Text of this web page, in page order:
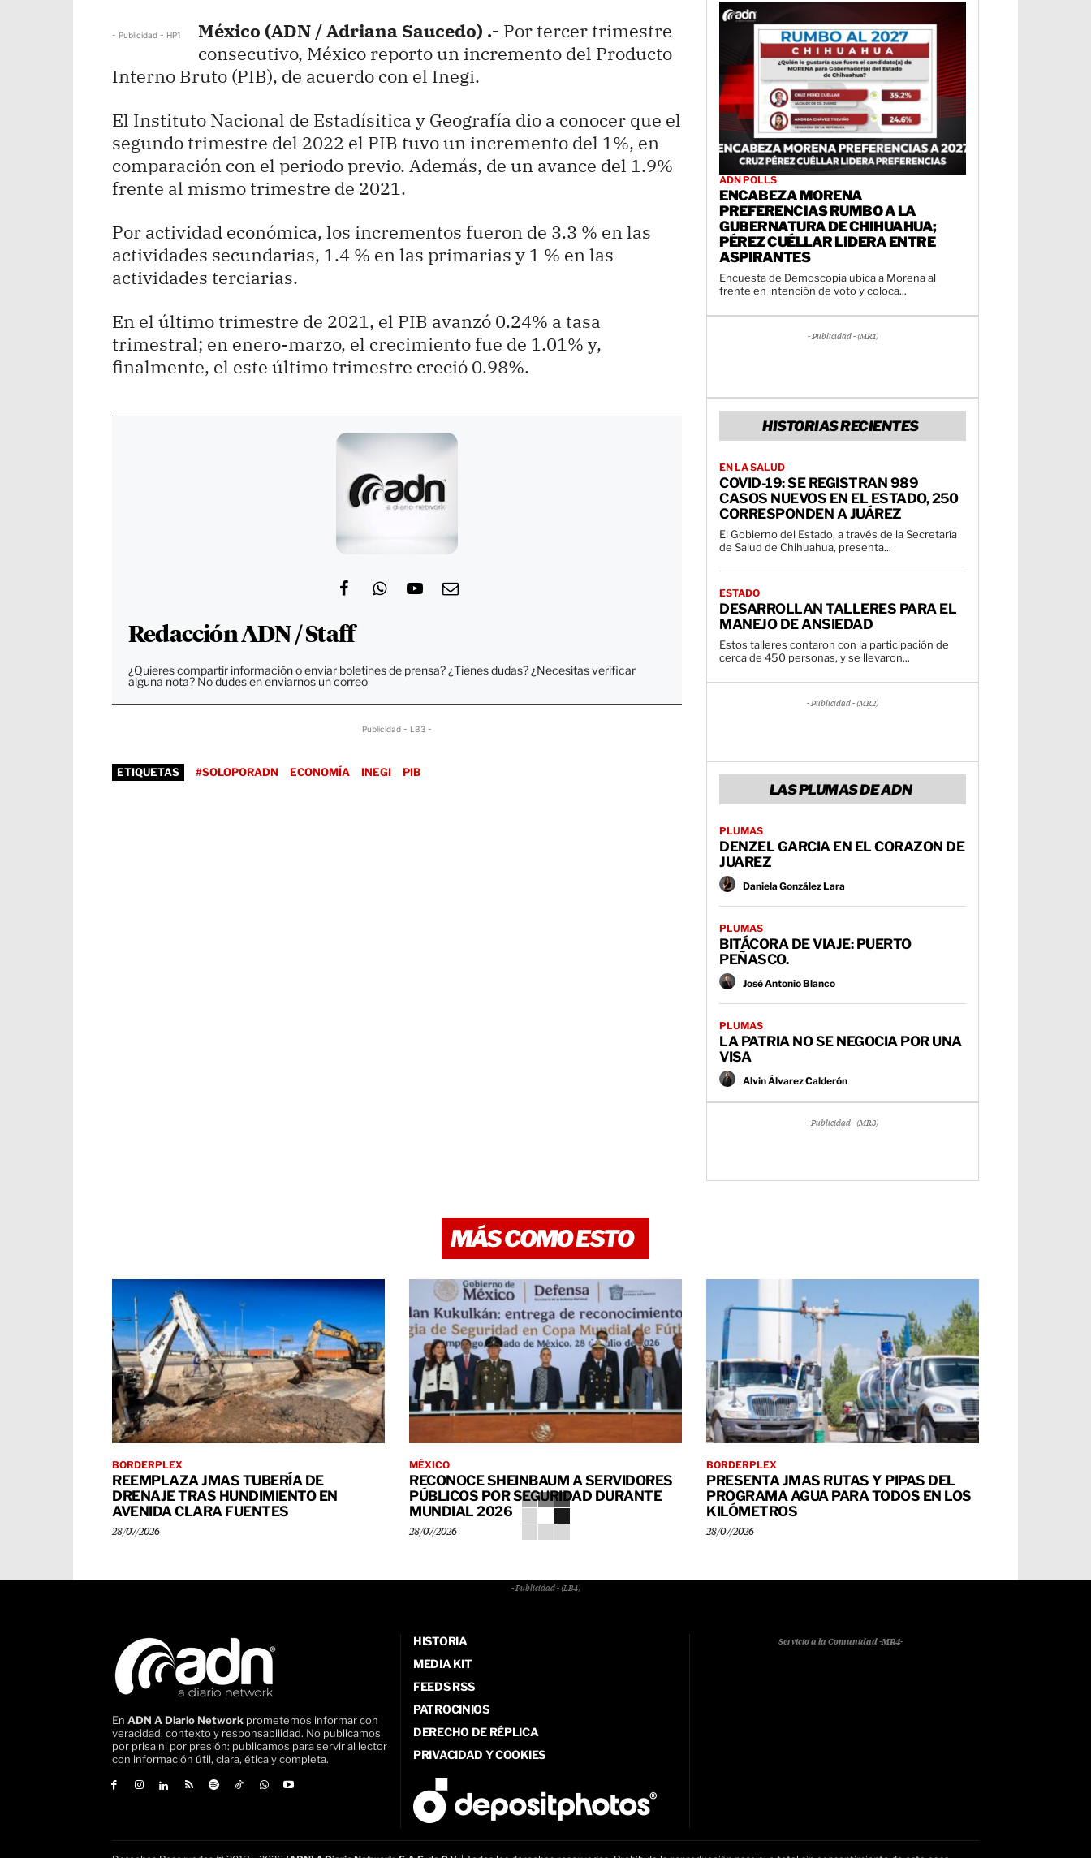
- Publicidad - HP1 México (ADN / Adriana Saucedo) .- Por tercer trimestre
consecutivo, México reporto un incremento del Producto
Interno Bruto (PIB), de acuerdo con el Inegi.
El Instituto Nacional de Estadísitica y Geografía dio a conocer que el
segundo trimestre del 2022 el PIB tuvo un incremento del 1%, en
comparación con el periodo previo. Además, de un avance del 1.9%
frente al mismo trimestre de 2021.
Por actividad económica, los incrementos fueron de 3.3 % en las
actividades secundarias, 1.4 % en las primarias y 1 % en las
actividades terciarias.
En el último trimestre de 2021, el PIB avanzó 0.24% a tasa
trimestral; en enero-marzo, el crecimiento fue de 1.01% y,
finalmente, el este último trimestre creció 0.98%.
Redacción ADN / Staff
¿Quieres compartir información o enviar boletines de prensa? ¿Tienes dudas? ¿Necesitas verificar
alguna nota? No dudes en enviarnos un correo
Publicidad - LB3 -
ETIQUETAS #SOLOPORADN ECONOMÍA INEGI PIB
ADN POLLS
ENCABEZA MORENA
PREFERENCIAS RUMBO A LA
GUBERNATURA DE CHIHUAHUA;
PÉREZ CUÉLLAR LIDERA ENTRE
ASPIRANTES
Encuesta de Demoscopia ubica a Morena al
frente en intención de voto y coloca...
- Publicidad - (MR1)
HISTORIAS RECIENTES
EN LA SALUD
COVID-19: SE REGISTRAN 989
CASOS NUEVOS EN EL ESTADO, 250
CORRESPONDEN A JUÁREZ
El Gobierno del Estado, a través de la Secretaría
de Salud de Chihuahua, presenta...
ESTADO
DESARROLLAN TALLERES PARA EL
MANEJO DE ANSIEDAD
Estos talleres contaron con la participación de
cerca de 450 personas, y se llevaron...
- Publicidad - (MR2)
LAS PLUMAS DE ADN
PLUMAS
DENZEL GARCIA EN EL CORAZON DE
JUAREZ
Daniela González Lara
PLUMAS
BITÁCORA DE VIAJE: PUERTO
PEÑASCO.
José Antonio Blanco
PLUMAS
LA PATRIA NO SE NEGOCIA POR UNA
VISA
Alvin Álvarez Calderón
- Publicidad - (MR3)
MÁS COMO ESTO
BORDERPLEX
REEMPLAZA JMAS TUBERÍA DE
DRENAJE TRAS HUNDIMIENTO EN
AVENIDA CLARA FUENTES
28/07/2026
MÉXICO
RECONOCE SHEINBAUM A SERVIDORES
PÚBLICOS POR SEGURIDAD DURANTE
MUNDIAL 2026
28/07/2026
BORDERPLEX
PRESENTA JMAS RUTAS Y PIPAS DEL
PROGRAMA AGUA PARA TODOS EN LOS
KILÓMETROS
28/07/2026
- Publicidad - (LB4)
En ADN A Diario Network prometemos informar con
veracidad, contexto y responsabilidad. No publicamos
por prisa ni por presión: publicamos para servir al lector
con información útil, clara, ética y completa.
HISTORIA
MEDIA KIT
FEEDS RSS
PATROCINIOS
DERECHO DE RÉPLICA
PRIVACIDAD Y COOKIES
Servicio a la Comunidad -MR4-